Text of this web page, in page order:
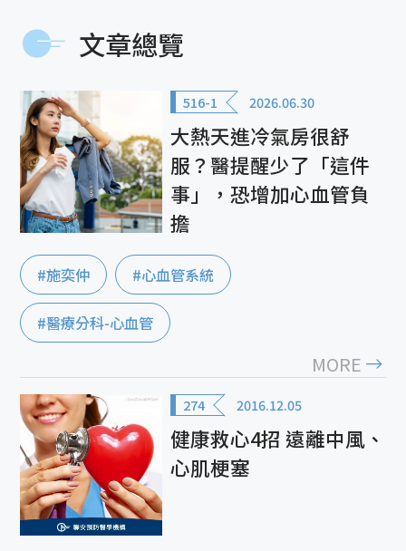
文章總覽
516-1 2026.06.30
大熱天進冷氣房很舒
服？醫提醒少了「這件
事」，恐增加心血管負
擔
#施奕仲 #心血管系統
#醫療分科-心血管
MORE
274 2016.12.05
健康救心4招 遠離中風、
心肌梗塞